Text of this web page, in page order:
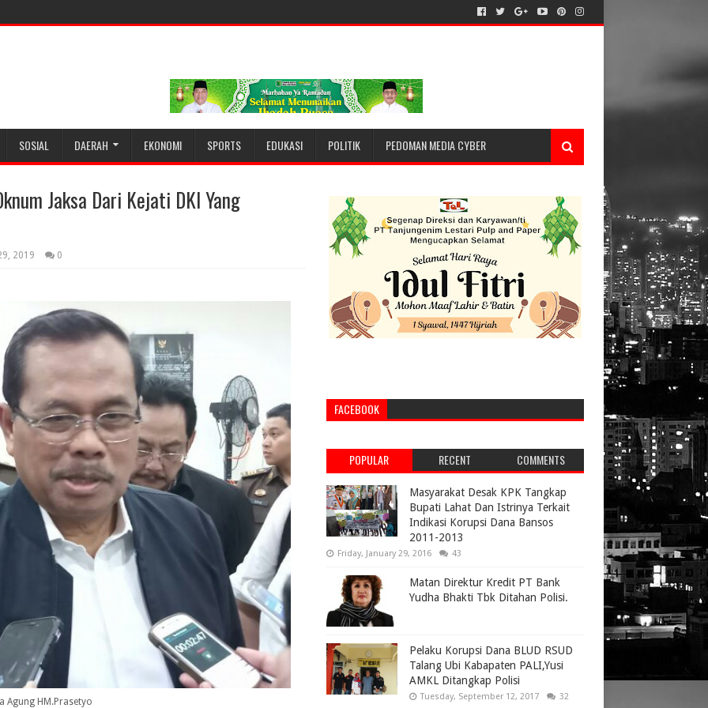
SOSIAL DAERAH EKONOMI SPORTS EDUKASI POLITIK PEDOMAN MEDIA CYBER
Jaksa Dari Kejati DKI Yang
2019 0
Agung HM.Prasetyo
FACEBOOK
POPULAR RECENT COMMENTS
Masyarakat Desak KPK Tangkap
Bupati Lahat Dan Istrinya Terkait
Indikasi Korupsi Dana Bansos
2011-2013
Friday, January 29, 2016 43
Matan Direktur Kredit PT Bank
Yudha Bhakti Tbk Ditahan Polisi.
Pelaku Korupsi Dana BLUD RSUD
Talang Ubi Kabapaten PALI,Yusi
AMKL Ditangkap Polisi
Tuesday, September 12, 2017 32